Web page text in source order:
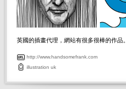
英國的插畫代理，網站有很多很棒的作品。
http://www.handsomefrank.com
illustration uk